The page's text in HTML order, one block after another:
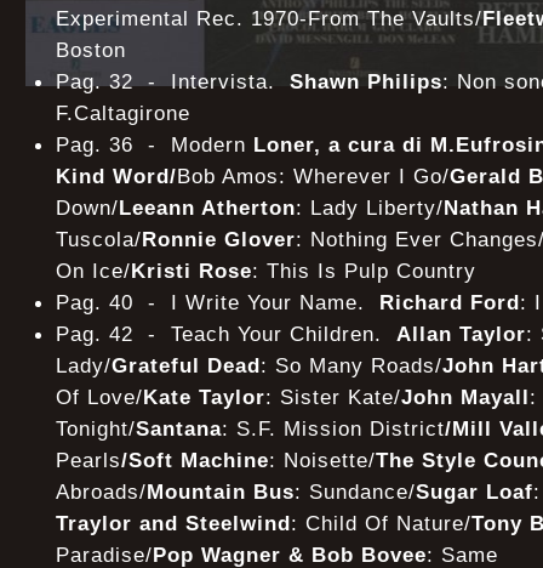
Experimental Rec. 1970-From The Vaults/
Boston
Pag. 32 - Intervista. Shawn Philips: Non
F.Caltagirone
Pag. 36 - Modern Loner, a cura di
Kind Word/Bob Amos: Wherever I Go/Gerald
Down/Leeann Atherton: Lady Liberty/Nathan
Tuscola/Ronnie Glover: Nothing Ever
On Ice/Kristi Rose: This Is Pulp Country
Pag. 40 - I Write Your Name. Richard Ford:
Pag. 42 - Teach Your Children. Allan Taylor:
Lady/Grateful Dead: So Many Roads/John
Of Love/Kate Taylor: Sister Kate/John Mayall:
Tonight/Santana: S.F. Mission District/Mill
Pearls/Soft Machine: Noisette/The Style
Abroads/Mountain Bus: Sundance/Sugar Loaf
Traylor and Steelwind: Child Of Nature/Tony
Paradise/Pop Wagner & Bob Bovee: Same